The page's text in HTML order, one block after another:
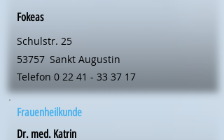
Fokeas
Schulstr. 25
53757 Sankt Augustin
Telefon 0 22 41 - 33 37 17
Frauenheilkunde
Dr. med. Katrin